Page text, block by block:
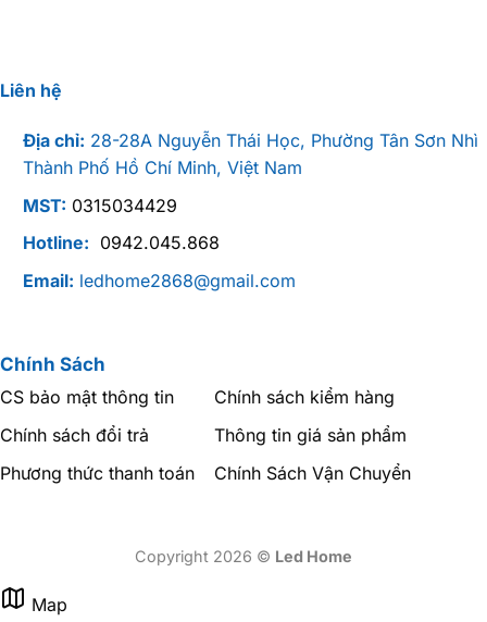
Liên hệ
Địa chỉ: 28-28A Nguyễn Thái Học, Phường Tân Sơn Nhì
Thành Phố Hồ Chí Minh, Việt Nam
MST: 0315034429
Hotline: 0942.045.868
Email: ledhome2868@gmail.com
Chính Sách
CS bảo mật thông tin
Chính sách đổi trả
Phương thức thanh toán
Chính sách kiểm hàng
Thông tin giá sản phẩm
Chính Sách Vận Chuyển
Copyright 2026 © Led Home
Map